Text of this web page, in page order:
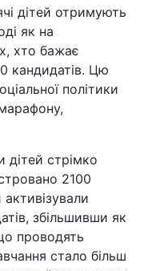
дітей отримують
як на
хто бажає
кандидатів. Цю
політики
дітей стрімко
2100
збільшивши як
проводять
стало більш